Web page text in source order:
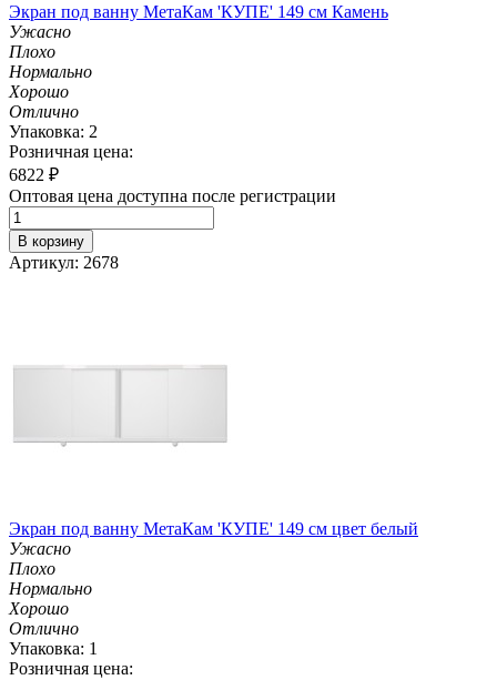
Экран под ванну МетаКам 'КУПЕ' 149 см Камень
Ужасно
Плохо
Нормально
Хорошо
Отлично
Упаковка: 2
Розничная цена:
6822 ₽
Оптовая цена доступна после регистрации
В корзину
Артикул: 2678
Экран под ванну МетаКам 'КУПЕ' 149 см цвет белый
Ужасно
Плохо
Нормально
Хорошо
Отлично
Упаковка: 1
Розничная цена: